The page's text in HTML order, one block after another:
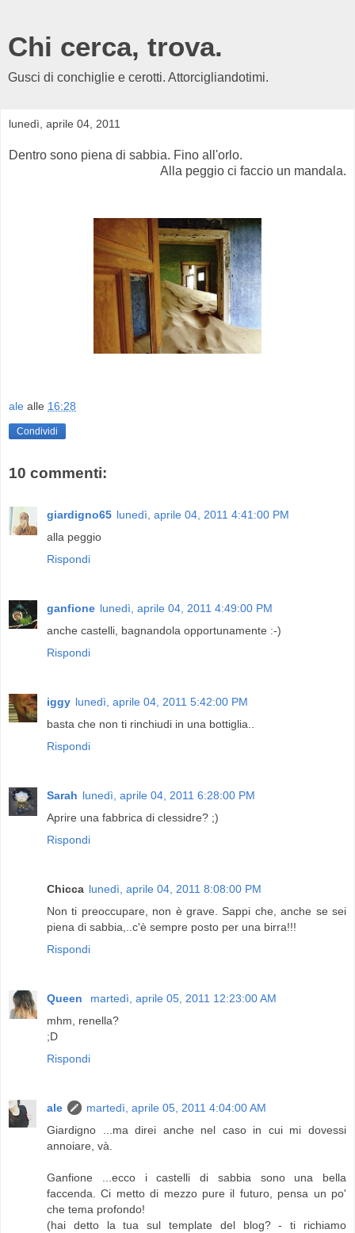
Chi cerca, trova.
Gusci di conchiglie e cerotti. Attorcigliandotimi.
lunedì, aprile 04, 2011
Dentro sono piena di sabbia. Fino all'orlo.
Alla peggio ci faccio un mandala.
ale alle 16:28
Condividi
10 commenti:
giardigno65 lunedì, aprile 04, 2011 4:41:00 PM
alla peggio
Rispondi
ganfione lunedì, aprile 04, 2011 4:49:00 PM
anche castelli, bagnandola opportunamente :-)
Rispondi
iggy lunedì, aprile 04, 2011 5:42:00 PM
basta che non ti rinchiudi in una bottiglia..
Rispondi
Sarah lunedì, aprile 04, 2011 6:28:00 PM
Aprire una fabbrica di clessidre? ;)
Rispondi
Chicca lunedì, aprile 04, 2011 8:08:00 PM
Non ti preoccupare, non è grave. Sappi che, anche se sei
piena di sabbia,..c'è sempre posto per una birra!!!
Rispondi
Queen
martedì, aprile 05, 2011 12:23:00 AM
mhm, renella?
;D
Rispondi
ale
martedì, aprile 05, 2011 4:04:00 AM
Giardigno ...ma direi anche nel caso in cui mi dovessi
annoiare, và.
Ganfione ...ecco i castelli di sabbia sono una bella
faccenda. Ci metto di mezzo pure il futuro, pensa un po'
che tema profondo!
(hai detto la tua sul template del blog? - ti richiamo